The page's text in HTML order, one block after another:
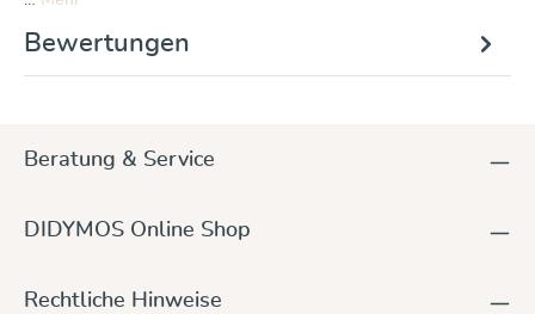
Bewertungen
Beratung & Service
DIDYMOS Online Shop
Rechtliche Hinweise